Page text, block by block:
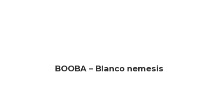
BOOBA – Blanco nemesis